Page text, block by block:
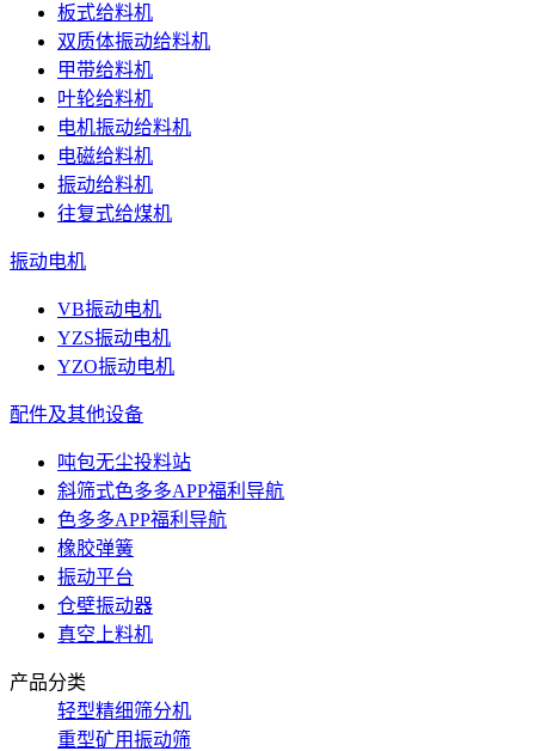
板式给料机
双质体振动给料机
甲带给料机
叶轮给料机
电机振动给料机
电磁给料机
振动给料机
往复式给煤机
振动电机
VB振动电机
YZS振动电机
YZO振动电机
配件及其他设备
吨包无尘投料站
斜筛式色多多APP福利导航
色多多APP福利导航
橡胶弹簧
振动平台
仓壁振动器
真空上料机
产品分类
轻型精细筛分机
重型矿用振动筛